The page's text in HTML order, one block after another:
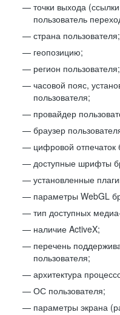
точки выхода
пользователь
страна пользователя;
геопозицию;
регион пользователя;
часовой пояс,
пользователя;
провайдер
браузер
цифровой
доступные шрифты
установленные
параметры WebGL
тип доступных
наличие ActiveX;
перечень
пользователя;
архитектура
ОС пользователя;
параметры экрана